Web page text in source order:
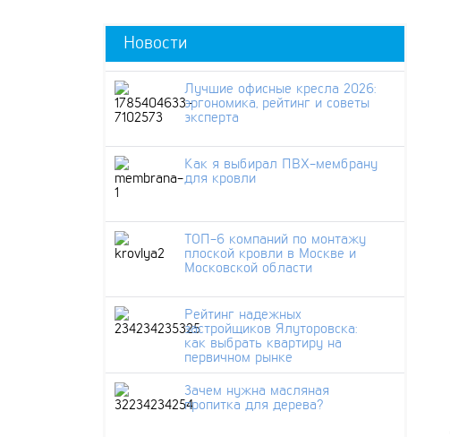
Новости
Лучшие офисные кресла 2026:
эргономика, рейтинг и советы
эксперта
Как я выбирал ПВХ-мембрану
для кровли
ТОП-6 компаний по монтажу
плоской кровли в Москве и
Московской области
Рейтинг надежных
застройщиков Ялуторовска:
как выбрать квартиру на
первичном рынке
Зачем нужна масляная
пропитка для дерева?